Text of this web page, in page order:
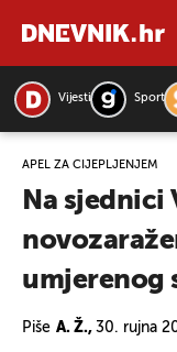
Vijesti Sport
APEL ZA CIJEPLJENJEM
Na sjednici
umjerenog
Piše A. Ž., 30. rujna
PRETRAŽITE VIJESTI